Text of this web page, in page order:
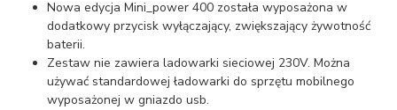
Nowa edycja Mini_power 400 została wyposażona w
dodatkowy przycisk wyłączający, zwiększający żywotność
baterii.
Zestaw nie zawiera ladowarki sieciowej 230V. Można
używać standardowej ładowarki do sprzętu mobilnego
wyposażonej w gniazdo usb.